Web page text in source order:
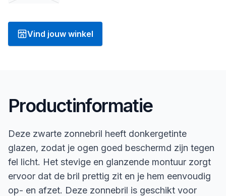
Vind jouw winkel
Productinformatie
Deze zwarte zonnebril heeft donkergetinte
glazen, zodat je ogen goed beschermd zijn tegen
fel licht. Het stevige en glanzende montuur zorgt
ervoor dat de bril prettig zit en je hem eenvoudig
op- en afzet. Deze zonnebril is geschikt voor